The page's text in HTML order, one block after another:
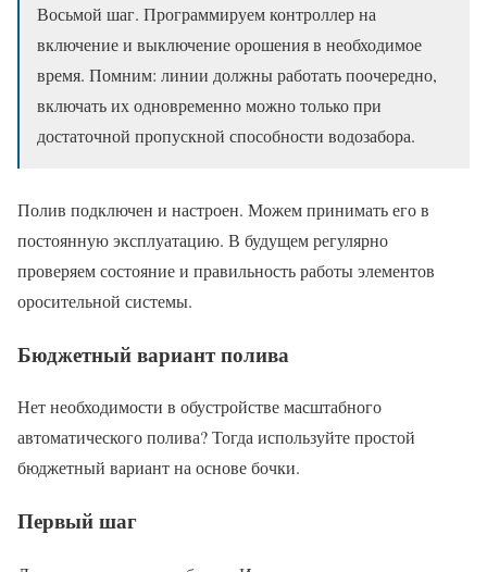
Восьмой шаг. Программируем контроллер на
включение и выключение орошения в необходимое
время. Помним: линии должны работать поочередно,
включать их одновременно можно только при
достаточной пропускной способности водозабора.
Полив подключен и настроен. Можем принимать его в
постоянную эксплуатацию. В будущем регулярно
проверяем состояние и правильность работы элементов
оросительной системы.
Бюджетный вариант полива
Нет необходимости в обустройстве масштабного
автоматического полива? Тогда используйте простой
бюджетный вариант на основе бочки.
Первый шаг